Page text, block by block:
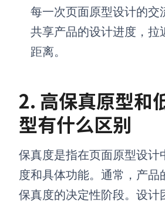
每一次页面原型设计的交
共享产品的设计进度，拉
距离。
2. 高保真原型和
型有什么区别
保真度是指在页面原型设计
度和具体功能。通常，产品
保真度的决定性阶段。设计